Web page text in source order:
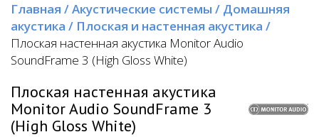
Главная /Акустические системы / Домашняя
акустика / Плоская и настенная акустика /
Плоская настенная акустика Monitor Audio
SoundFrame 3 (High Gloss White)
Плоская настенная акустика
Monitor Audio SoundFrame 3
(High Gloss White)